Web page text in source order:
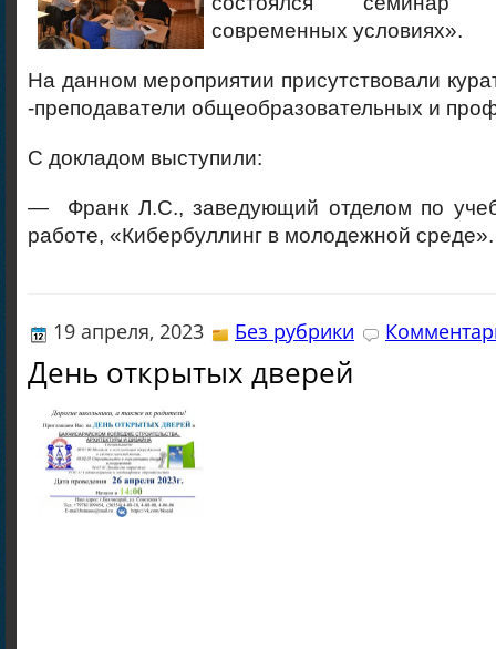
современных условиях».
На данном мероприятии присутствовали
-преподаватели общеобразовательных и
С докладом выступили:
— Франк Л.С., заведующий отделом по
работе, «Кибербуллинг в молодежной среде».
19 апреля, 2023 Без рубрики
День открытых дверей